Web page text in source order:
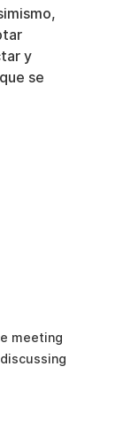
y
se
meeting